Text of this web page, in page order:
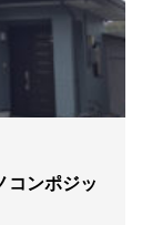
コンポジッ